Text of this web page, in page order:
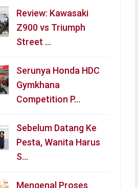
Review: Kawasaki
Z900 vs Triumph
Street …
Serunya Honda HDC
Gymkhana
Competition P…
Sebelum Datang Ke
Pesta, Wanita Harus
S…
Mengenal Proses